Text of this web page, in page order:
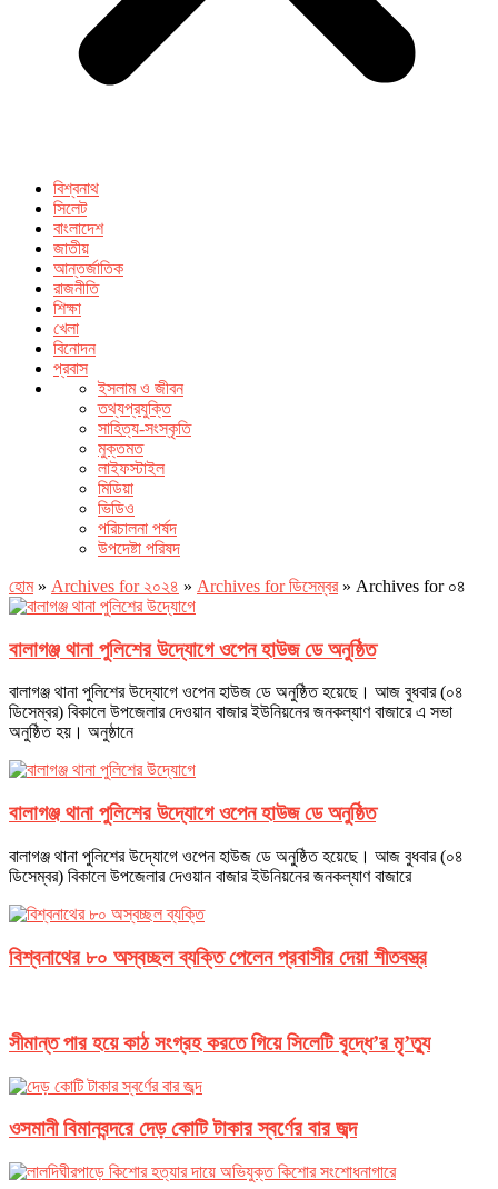
বিশ্বনাথ
সিলেট
বাংলাদেশ
জাতীয়
আন্তর্জাতিক
রাজনীতি
শিক্ষা
খেলা
বিনোদন
প্রবাস
ইসলাম ও জীবন
তথ্যপ্রযুক্তি
সাহিত্য-সংস্কৃতি
মুক্তমত
লাইফস্টাইল
মিডিয়া
ভিডিও
পরিচালনা পর্ষদ
উপদেষ্টা পরিষদ
হোম» Archives for ২০২৪ » Archives for ডিসেম্বর» Archives for ০৪
বালাগঞ্জ থানা পুলিশের উদ্যোগে ওপেন হাউজ ডে অনুষ্ঠিত
বালাগঞ্জ থানা পুলিশের উদ্যোগে ওপেন হাউজ ডে অনুষ্ঠিত হয়েছে। আজ বুধবার (০৪
ডিসেম্বর) বিকালে উপজেলার দেওয়ান বাজার ইউনিয়নের জনকল্যাণ বাজারে এ সভা
অনুষ্ঠিত হয়। অনুষ্ঠানে
বালাগঞ্জ থানা পুলিশের উদ্যোগে ওপেন হাউজ ডে অনুষ্ঠিত
বালাগঞ্জ থানা পুলিশের উদ্যোগে ওপেন হাউজ ডে অনুষ্ঠিত হয়েছে। আজ বুধবার (০৪
ডিসেম্বর) বিকালে উপজেলার দেওয়ান বাজার ইউনিয়নের জনকল্যাণ বাজারে
বিশ্বনাথের ৮০ অস্বচ্ছল ব্যক্তি পেলেন প্রবাসীর দেয়া শীতবস্ত্র
সীমান্ত পার হয়ে কাঠ সংগ্রহ করতে গিয়ে সিলেটি বৃদ্ধে’র মৃ’ত্যু
ওসমানী বিমানবন্দরে দেড় কোটি টাকার স্বর্ণের বার জব্দ